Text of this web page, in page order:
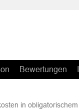
Bewertungen
in obligatorischem